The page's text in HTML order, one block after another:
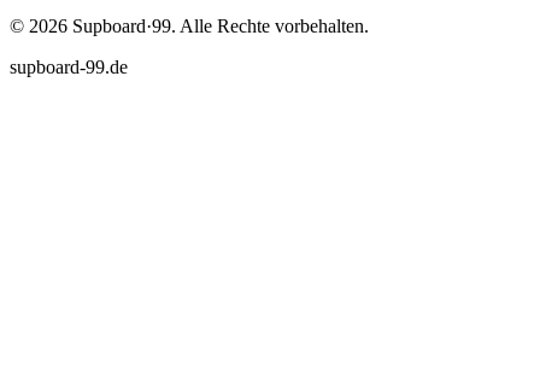
© 2026 Supboard·99. Alle Rechte vorbehalten.
supboard-99.de